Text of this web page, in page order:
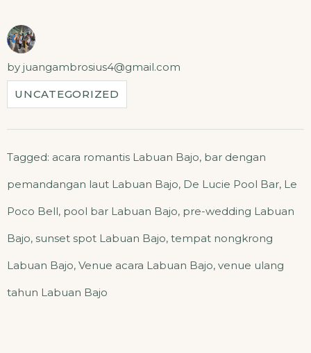
by juangambrosius4@gmail.com
UNCATEGORIZED
Tagged: acara romantis Labuan Bajo, bar dengan
pemandangan laut Labuan Bajo, De Lucie Pool Bar, Le
Poco Bell, pool bar Labuan Bajo, pre-wedding Labuan
Bajo, sunset spot Labuan Bajo, tempat nongkrong
Labuan Bajo, Venue acara Labuan Bajo, venue ulang
tahun Labuan Bajo